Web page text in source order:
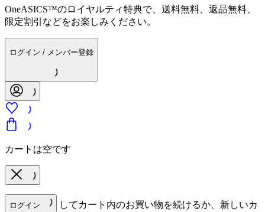
OneASICS™のロイヤルティ特典で、送料無料、返品無料、
限定割引などをお楽しみください。
ログイン / メンバー登録
カートは空です
ログイン
してカート内のお買い物を続けるか、新しいカ